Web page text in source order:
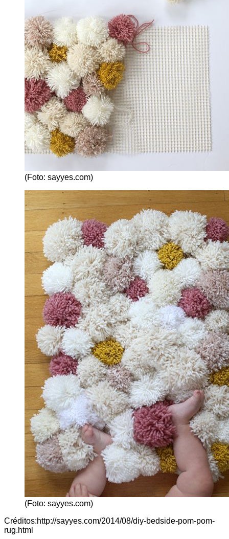
(Foto: sayyes.com)
(Foto: sayyes.com)
Créditos:http://sayyes.com/2014/08/diy-bedside-pom-pom-
rug.html